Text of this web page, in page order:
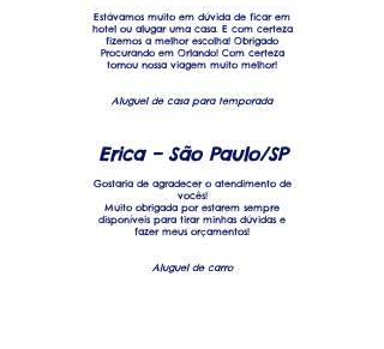
Estávamos muito em dúvida de ficar em
hotel ou alugar uma casa. E com certeza
fizemos a melhor escolha! Obrigado
Procurando em Orlando! Com certeza
tornou nossa viagem muito melhor!
Aluguel de casa para temporada
Erica – São Paulo/SP
Gostaria de agradecer o atendimento de
vocês!
Muito obrigada por estarem sempre
disponíveis para tirar minhas dúvidas e
fazer meus orçamentos!
Aluguel de carro